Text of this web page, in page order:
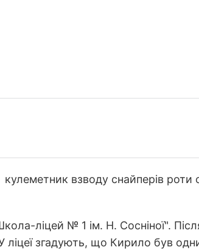
взводу снайперів роти
ліцей № 1 ім. Н. Сосніної".
ліцеї згадують, що Кирило був